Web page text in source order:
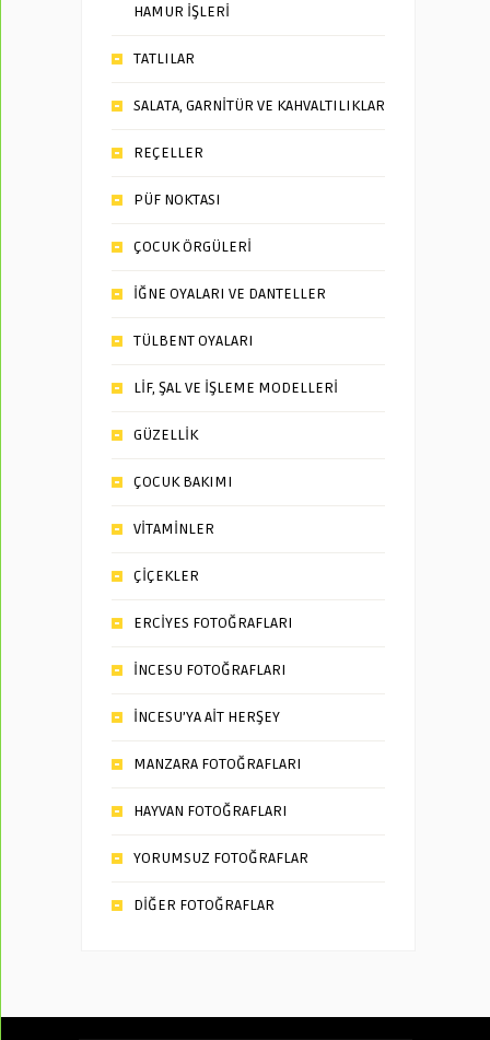
HAMUR İŞLERİ
TATLILAR
SALATA, GARNİTÜR VE KAHVALTILIKLAR
REÇELLER
PÜF NOKTASI
ÇOCUK ÖRGÜLERİ
İĞNE OYALARI VE DANTELLER
TÜLBENT OYALARI
LİF, ŞAL VE İŞLEME MODELLERİ
GÜZELLİK
ÇOCUK BAKIMI
VİTAMİNLER
ÇİÇEKLER
ERCİYES FOTOĞRAFLARI
İNCESU FOTOĞRAFLARI
İNCESU’YA AİT HERŞEY
MANZARA FOTOĞRAFLARI
HAYVAN FOTOĞRAFLARI
YORUMSUZ FOTOĞRAFLAR
DİĞER FOTOĞRAFLAR